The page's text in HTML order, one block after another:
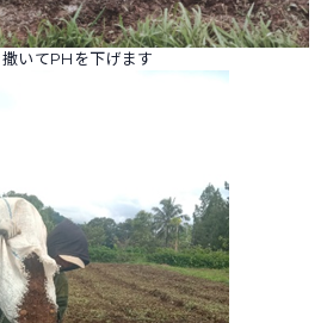
いてPHを下げます